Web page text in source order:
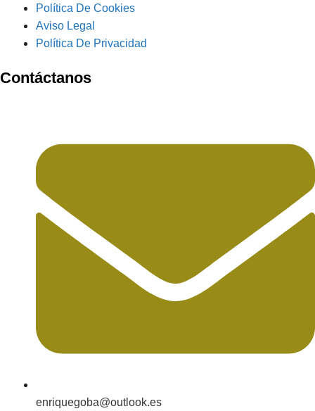
Política De Cookies
Aviso Legal
Política De Privacidad
Contáctanos
enriquegoba@outlook.es